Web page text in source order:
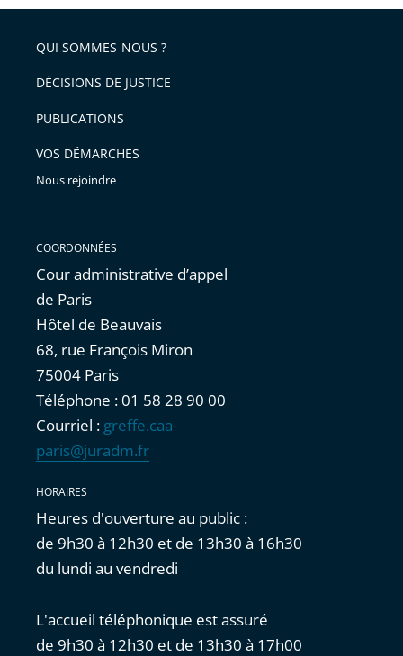
arriver
après
l'article
pour
avant
QUI SOMMES-NOUS ?
DÉCISIONS DE JUSTICE
PUBLICATIONS
VOS DÉMARCHES
Nous rejoindre
COORDONNÉES
Cour administrative d’appel
de Paris
Hôtel de Beauvais
68, rue François Miron
75004 Paris
Téléphone : 01 58 28 90 00
Courriel : greffe.caa-
paris@juradm.fr
HORAIRES
Heures d'ouverture au public :
de 9h30 à 12h30 et de 13h30 à 16h30
du lundi au vendredi
L'accueil téléphonique est assuré
de 9h30 à 12h30 et de 13h30 à 17h00